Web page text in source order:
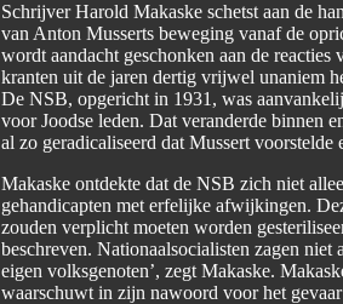
Schrijver Harold Makaske schetst aan de
van Anton Musserts beweging vanaf de
wordt aandacht geschonken aan de reacties
kranten uit de jaren dertig vrijwel unaniem
De NSB, opgericht in 1931, was
voor Joodse leden. Dat veranderde binnen
al zo geradicaliseerd dat Mussert
Makaske ontdekte dat de NSB zich niet
gehandicapten met erfelijke afwijkingen.
zouden verplicht moeten worden
beschreven. Nationaalsocialisten zagen niet
eigen volksgenoten’, zegt Makaske.
waarschuwt in zijn nawoord voor het